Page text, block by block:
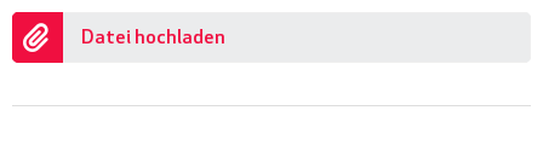
Datei hochladen